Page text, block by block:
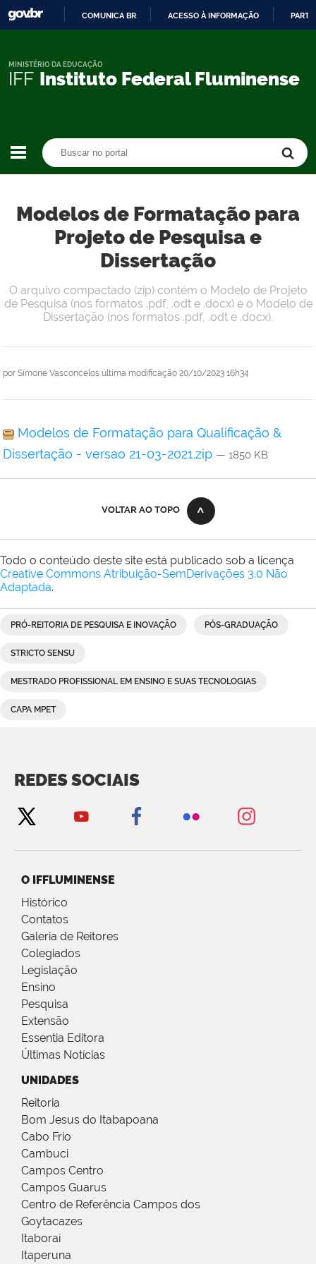
CONTEÚDO
COMUNICA BR ACESSO À INFORMAÇÃO
IFF Instituto Federal Fluminense
MINISTÉRIO DA EDUCAÇÃO
Modelos de Formatação para
Projeto de Pesquisa e
Dissertação
por Simone Vasconcelos última modificação 20/10/2023 16h34
O arquivo compactado (zip) contém o Modelo de Projeto
de Pesquisa (nos formatos .pdf, .odt e .docx) e o Modelo de
Dissertação (nos formatos .pdf, .odt e .docx).
Modelos de Formatação para Qualificação &
Dissertação - versao 21-03-2021.zip — 1850 KB
VOLTAR AO TOPO
Todo o conteúdo deste site está publicado sob a licença
Creative Commons Atribuição-SemDerivações 3.0 Não
Adaptada.
PRÓ-REITORIA DE PESQUISA E INOVAÇÃO PÓS-GRADUAÇÃO
STRICTO SENSU
MESTRADO PROFISSIONAL EM ENSINO E SUAS TECNOLOGIAS
CAPA MPET
REDES SOCIAIS
O IFFLUMINENSE
Histórico
Contatos
Galeria de Reitores
Colegiados
Legislação
Ensino
Pesquisa
Extensão
Essentia Editora
Últimas Notícias
UNIDADES
Reitoria
Bom Jesus do Itabapoana
Cabo Frio
Cambuci
Campos Centro
Campos Guarus
Centro de Referência Campos dos
Goytacazes
Itaboraí
Itaperuna